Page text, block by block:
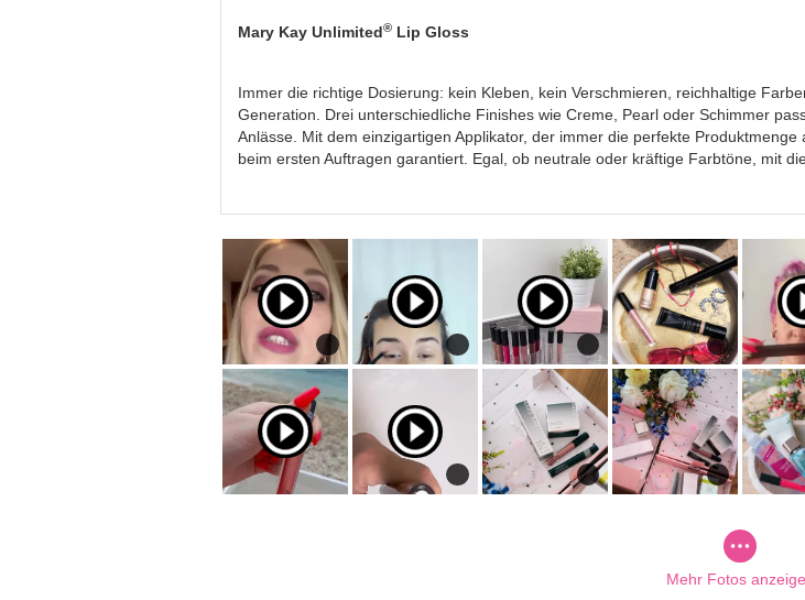
Mary Kay Unlimited®Lip Gloss
Immer die richtige Dosierung: kein Kleben, kein Verschmieren, reichhaltige
Generation. Drei unterschiedliche Finishes wie Creme, Pearl oder Schimmer
Anlässe. Mit dem einzigartigen Applikator, der immer die perfekte
beim ersten Auftragen garantiert. Egal, ob neutrale oder kräftige Farbtöne, mit
Mehr Fotos